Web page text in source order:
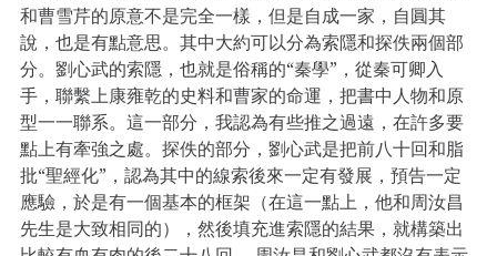
和曹雪芹的原意不是完全一樣，但是自成一家，自圓其
說，也是有點意思。其中大約可以分為索隱和探佚兩個部
分。劉心武的索隱，也就是俗稱的“秦學”，從秦可卿入
手，聯繫上康雍乾的史料和曹家的命運，把書中人物和原
型一一聯系。這一部分，我認為有些推之過遠，在許多要
點上有牽強之處。探佚的部分，劉心武是把前八十回和脂
批“聖經化”，認為其中的線索後來一定有發展，預告一定
應驗，於是有一個基本的框架（在這一點上，他和周汝昌
先生是大致相同的），然後填充進索隱的結果，就構築出